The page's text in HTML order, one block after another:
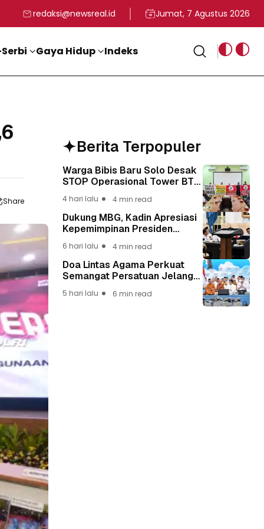
ke-81 Kemerdekaan RI
Kadin Apresiasi Kepemimpinan Presiden Prabowo yang
Staf Khusus Menag RI
redaksi@newsreal.id Jumat, 7 Agustus 2026
Gaya Hidup Indeks
Share
Berita Terpopuler
Warga Bibis Baru Solo Desak
STOP Operasional Tower BTS,
Keselamatan Warga Lebih
Berharga
4 hari lalu 4 min read
Dukung MBG, Kadin Apresiasi
Kepemimpinan Presiden
6 hari lalu 4 min read
Doa Lintas Agama Perkuat
Semangat Persatuan Jelang
5 hari lalu 6 min read